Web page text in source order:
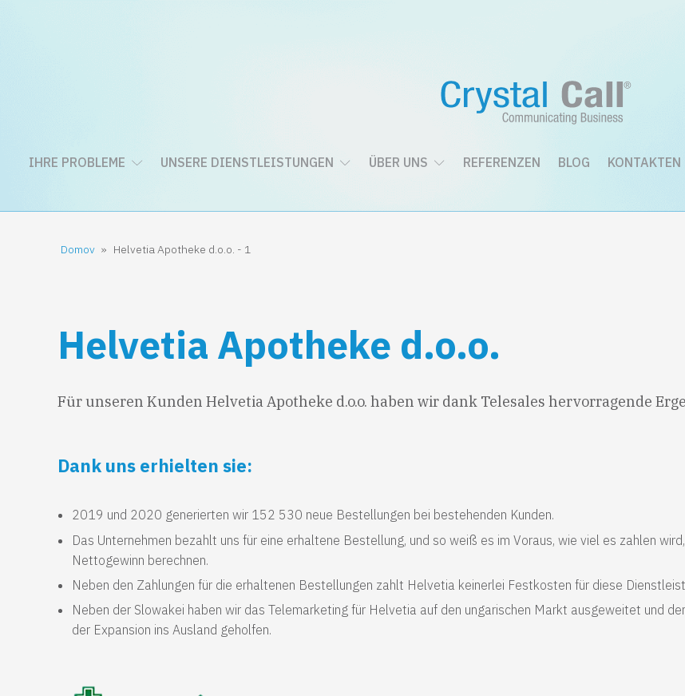
IHRE PROBLEME UNSERE DIENSTLEISTUNGEN ÜBER UNS REFERENZEN BLOG KONTAKTEN
Domov » Helvetia Apotheke d.o.o. - 1
Helvetia Apotheke d.o.o.
Für unseren Kunden Helvetia Apotheke d.o.o. haben wir dank Telesales hervorragende
Dank uns erhielten sie:
2019 und 2020 generierten wir 152 530 neue Bestellungen bei bestehenden Kunden.
Das Unternehmen bezahlt uns für eine erhaltene Bestellung, und so weiß es im Voraus, wie viel es zahlen
Nettogewinn berechnen.
Neben den Zahlungen für die erhaltenen Bestellungen zahlt Helvetia keinerlei Festkosten für diese
Neben der Slowakei haben wir das Telemarketing für Helvetia auf den ungarischen Markt ausgeweitet und
der Expansion ins Ausland geholfen.